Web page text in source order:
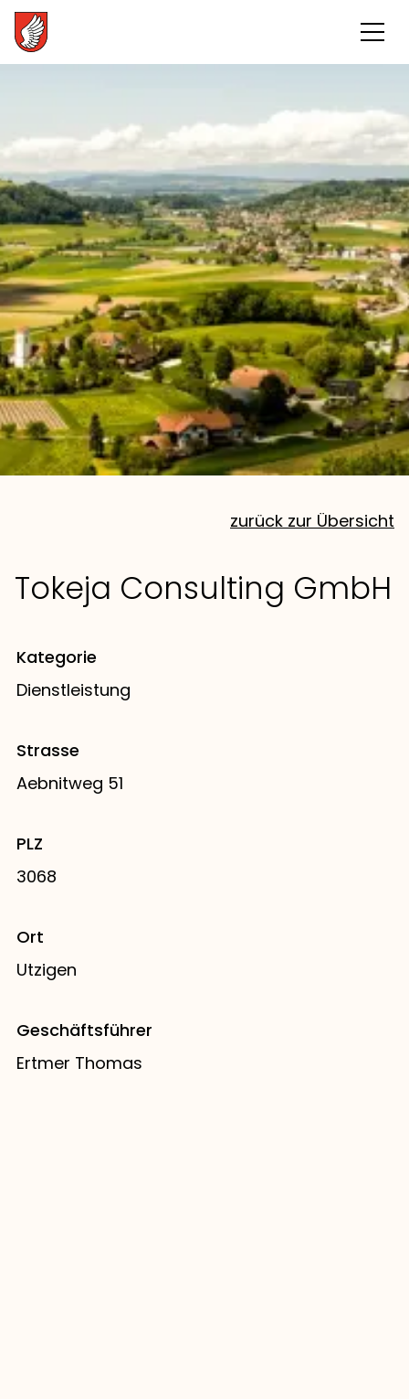
zurück zur Übersicht
Tokeja Consulting GmbH
Kategorie
Dienstleistung
Strasse
Aebnitweg 51
PLZ
3068
Ort
Utzigen
Geschäftsführer
Ertmer Thomas